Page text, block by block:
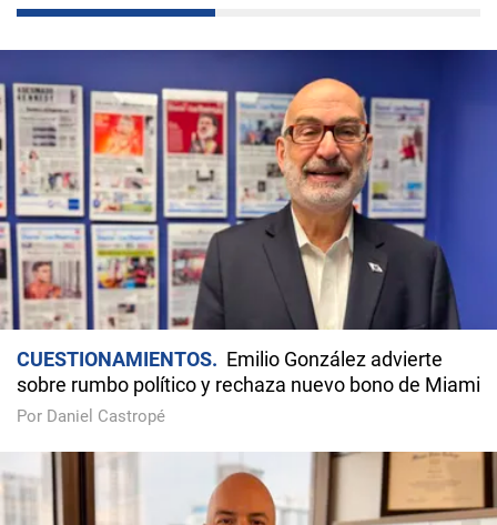
CUESTIONAMIENTOS
Emilio González advierte
sobre rumbo político y rechaza nuevo bono de Miami
Por Daniel Castropé